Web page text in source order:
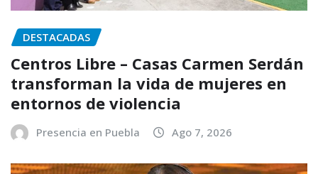
DESTACADAS
Centros Libre – Casas Carmen Serdán
transforman la vida de mujeres en
entornos de violencia
Presencia en Puebla Ago 7, 2026